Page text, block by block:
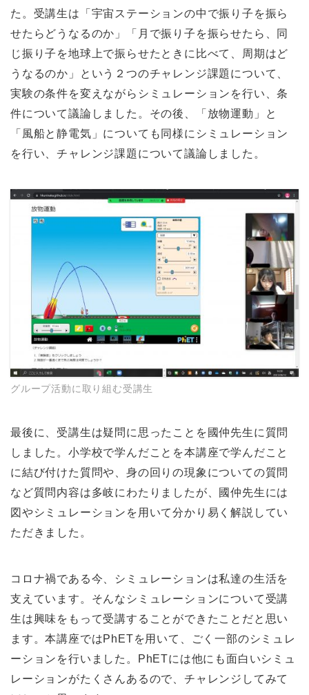
た。受講生は「宇宙ステーションの中で振り子を振ら
せたらどうなるのか」「月で振り子を振らせたら、同
じ振り子を地球上で振らせたときに比べて、周期はど
うなるのか」という２つのチャレンジ課題について、
実験の条件を変えながらシミュレーションを行い、条
件について議論しました。その後、「放物運動」と
「風船と静電気」についても同様にシミュレーション
を行い、チャレンジ課題について議論しました。
グループ活動に取り組む受講生
最後に、受講生は疑問に思ったことを國仲先生に質問
しました。小学校で学んだことを本講座で学んだこと
に結び付けた質問や、身の回りの現象についての質問
など質問内容は多岐にわたりましたが、國仲先生には
図やシミュレーションを用いて分かり易く解説してい
ただきました。
コロナ禍である今、シミュレーションは私達の生活を
支えています。そんなシミュレーションについて受講
生は興味をもって受講することができたことだと思い
ます。本講座ではPhETを用いて、ごく一部のシミュレ
ーションを行いました。PhETには他にも面白いシミュ
レーションがたくさんあるので、チャレンジしてみて